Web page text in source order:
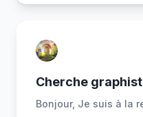
Cherche
Bonjour, Je suis à la